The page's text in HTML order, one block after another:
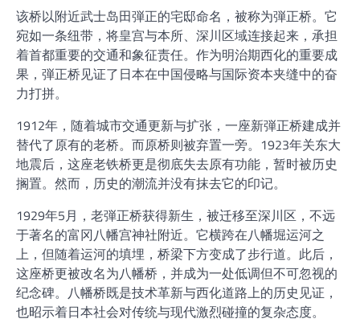
该桥以附近武士岛田弾正的宅邸命名，被称为弾正桥。它
宛如一条纽带，将皇宫与本所、深川区域连接起来，承担
着首都重要的交通和象征责任。作为明治期西化的重要成
果，弾正桥见证了日本在中国侵略与国际资本夹缝中的奋
力打拼。
1912年，随着城市交通更新与扩张，一座新弾正桥建成并
替代了原有的老桥。而原桥则被弃置一旁。1923年关东大
地震后，这座老铁桥更是彻底失去原有功能，暂时被历史
搁置。然而，历史的潮流并没有抹去它的印记。
1929年5月，老弾正桥获得新生，被迁移至深川区，不远
于著名的富冈八幡宫神社附近。它横跨在八幡堀运河之
上，但随着运河的填埋，桥梁下方变成了步行道。此后，
这座桥更被改名为八幡桥，并成为一处低调但不可忽视的
纪念碑。八幡桥既是技术革新与西化道路上的历史见证，
也昭示着日本社会对传统与现代激烈碰撞的复杂态度。